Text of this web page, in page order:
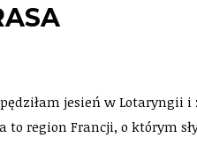
jesień w Lotaryngii i
region Francji, o którym